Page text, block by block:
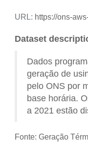
URL: https://ons-aws-prod-
Dataset
Dados
geração de
pelo ONS por
base horária.
a 2021 estão
Fonte: Geração